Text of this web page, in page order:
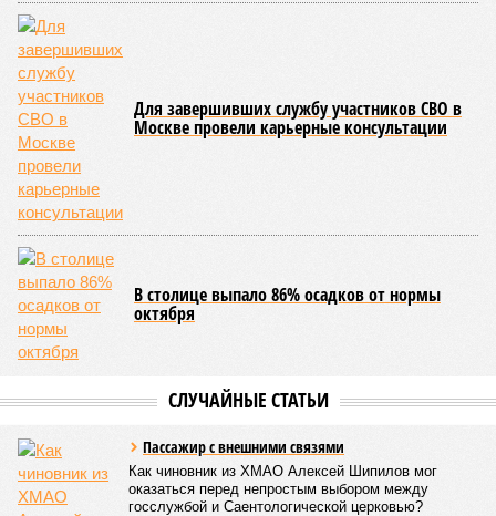
Для завершивших службу участников СВО в
Москве провели карьерные консультации
В столице выпало 86% осадков от нормы
октября
СЛУЧАЙНЫЕ СТАТЬИ
Пассажир с внешними связями
Как чиновник из ХМАО Алексей Шипилов мог
оказаться перед непростым выбором между
госслужбой и Саентологической церковью?